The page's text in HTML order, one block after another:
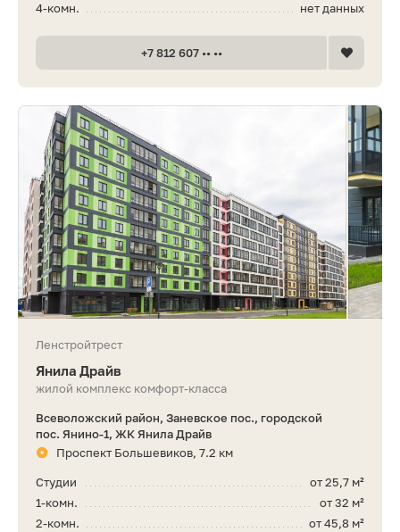
нет данных
4-комн.
+7 812 607 •• ••
Ленстройтрест
Янила Драйв
жилой комплекс комфорт-класса
Всеволожский район, Заневское пос., городской
пос. Янино-1, ЖК Янила Драйв
Проспект Большевиков, 7.2 км
от 25,7 м²
Студии
от 32 м²
1-комн.
от 45,8 м²
2-комн.